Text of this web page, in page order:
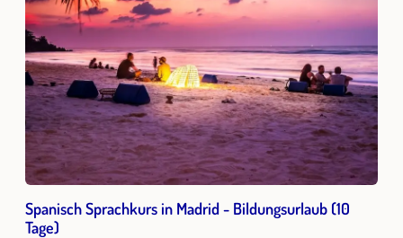
Spanisch Sprachkurs in Madrid - Bildungsurlaub (10
Tage)